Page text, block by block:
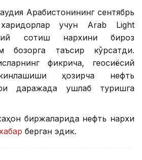
Арабистонининг сентябрь
учун Arab Light
сотиш нархини бироз
бозорга таъсир кўрсатди.
фикрича, геосиёсий
ҳозирча нефть
даражада ушлаб туришга
биржаларида нефть нархи
хабар берган эдик.